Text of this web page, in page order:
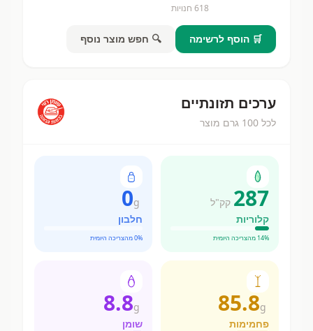
618 חנויות
🛒 הוסף לרשימה 🔍 חפש מוצר נוסף
ערכים תזונתיים
לכל 100 גרם מוצר
287 קק"ל
קלוריות
14% מהצריכה היומית
0g
חלבון
0% מהצריכה היומית
85.8g
פחמימות
8.8g
שומן